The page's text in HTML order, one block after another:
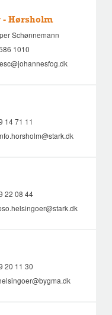
- Hørsholm
Schønnemann
1010
14 71 11
22 08 44
20 11 30